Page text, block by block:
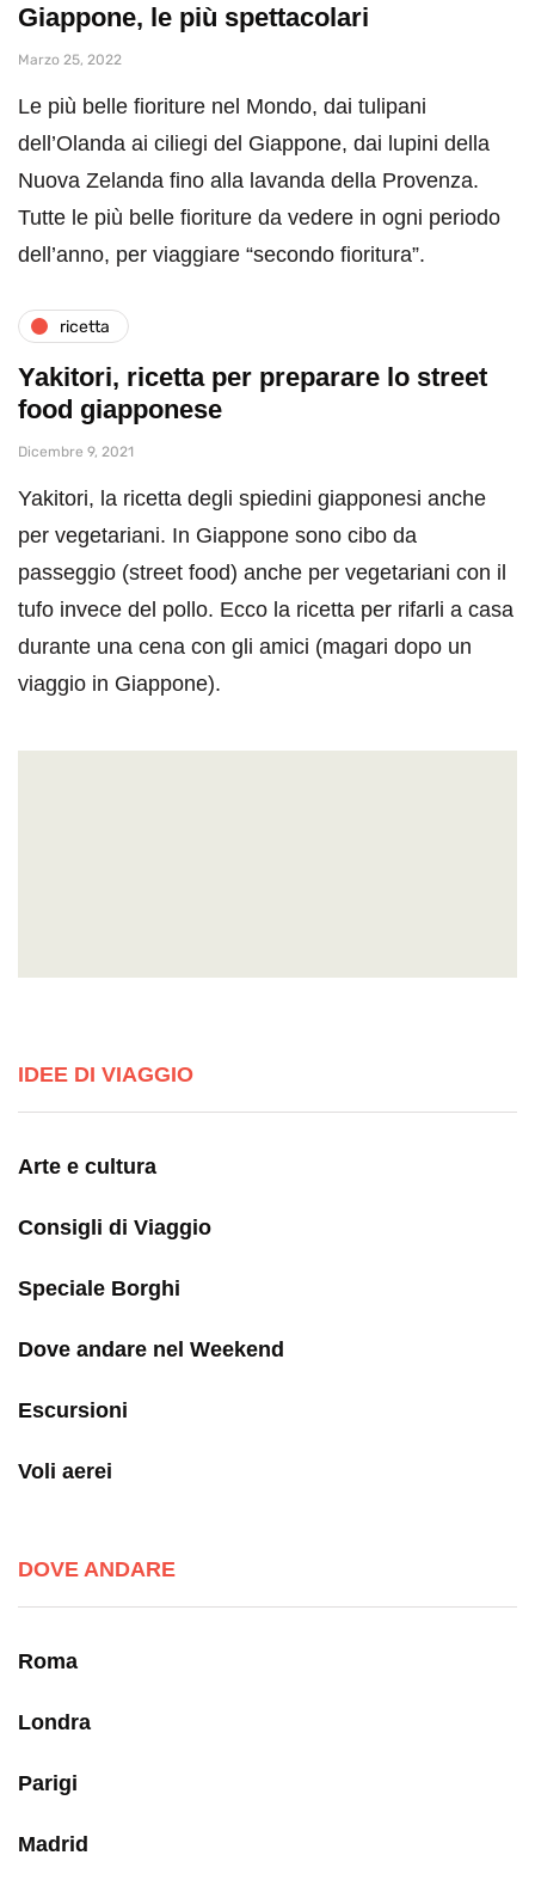
Giappone, le più spettacolari
Marzo 25, 2022
Le più belle fioriture nel Mondo, dai tulipani
dell’Olanda ai ciliegi del Giappone, dai lupini della
Nuova Zelanda fino alla lavanda della Provenza.
Tutte le più belle fioriture da vedere in ogni periodo
dell’anno, per viaggiare “secondo fioritura”.
ricetta
Yakitori, ricetta per preparare lo street
food giapponese
Dicembre 9, 2021
Yakitori, la ricetta degli spiedini giapponesi anche
per vegetariani. In Giappone sono cibo da
passeggio (street food) anche per vegetariani con il
tufo invece del pollo. Ecco la ricetta per rifarli a casa
durante una cena con gli amici (magari dopo un
viaggio in Giappone).
IDEE DI VIAGGIO
Arte e cultura
Consigli di Viaggio
Speciale Borghi
Dove andare nel Weekend
Escursioni
Voli aerei
DOVE ANDARE
Roma
Londra
Parigi
Madrid